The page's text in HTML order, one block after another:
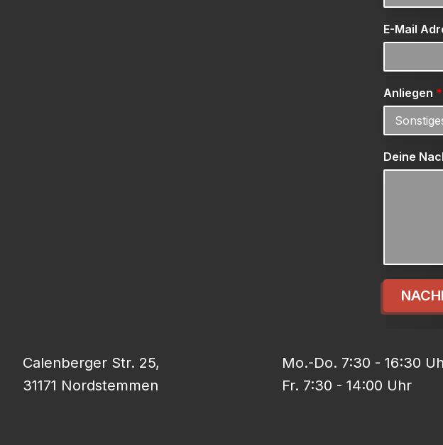
E-Mail
Anliegen *
Deine
Calenberger Str. 25,
31171 Nordstemmen
Mo.-Do. 7:30 - 16:30
Fr. 7:30 - 14:00 Uhr